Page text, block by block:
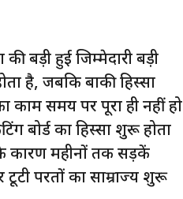
बड़ी हुई जिम्मेदारी बड़ी
है, जबकि बाकी हिस्सा
काम समय पर पूरा ही नहीं हो
बोर्ड का हिस्सा शुरू होता
के कारण महीनों तक सड़कें
परतों का साम्राज्य शुरू